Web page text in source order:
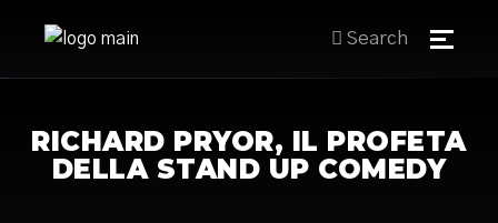
Search
RICHARD PRYOR, IL PROFETA
DELLA STAND UP COMEDY